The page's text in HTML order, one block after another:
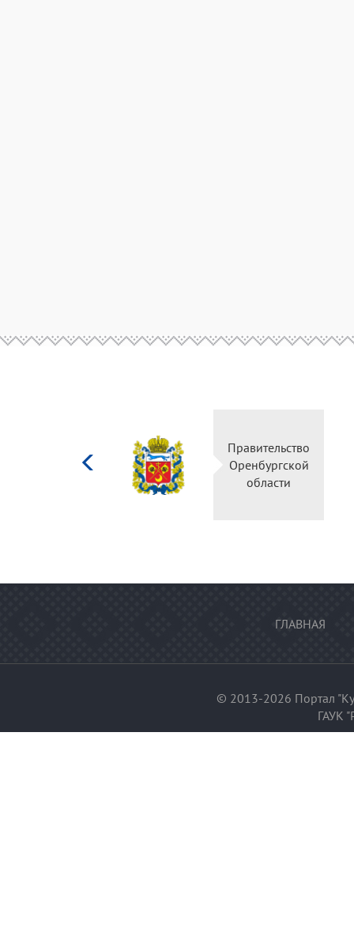
Министерство
культуры
Российской
федерации
ГЛАВНАЯ
© 2013-2026 Портал
ГАУК